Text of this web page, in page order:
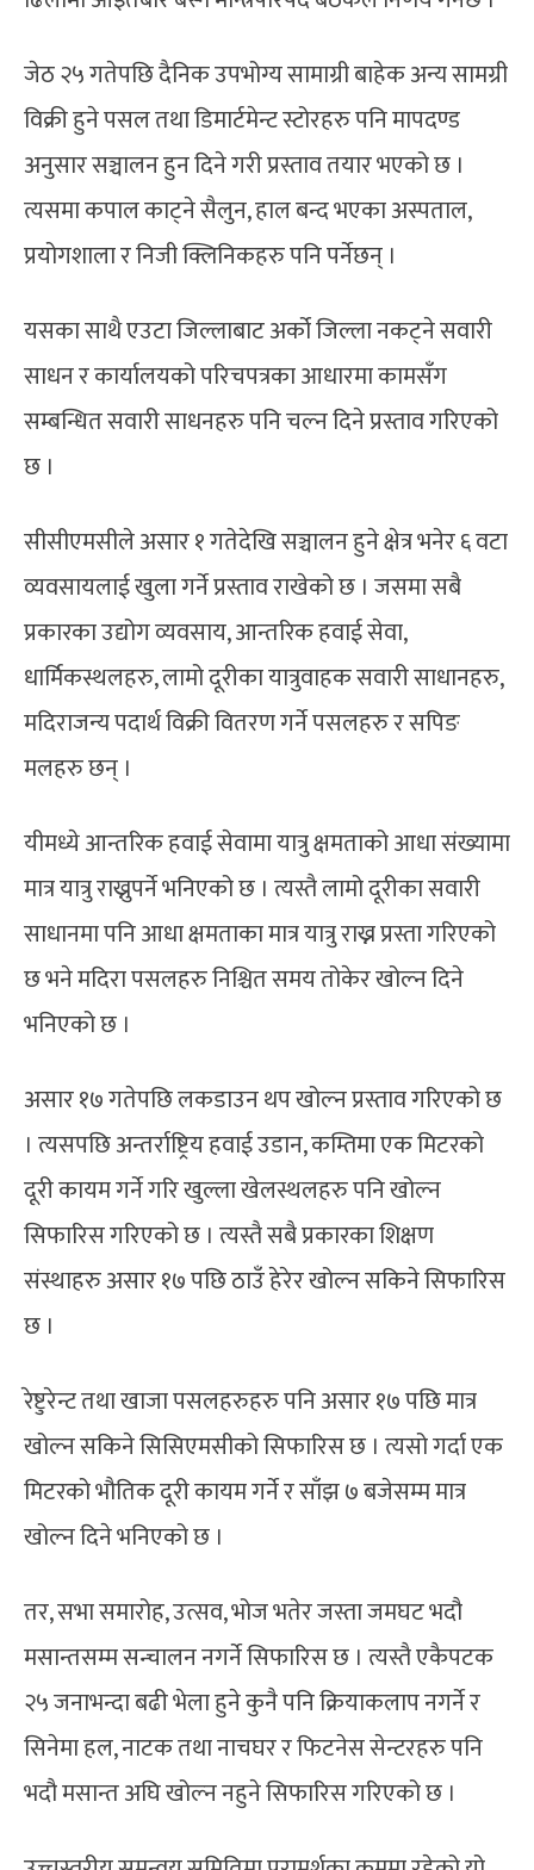
जेठ २५ गतेपछि दैनिक उपभोग्य सामाग्री बाहेक अन्य सामग्री
विक्री हुने पसल तथा डिमार्टमेन्ट स्टोरहरु पनि मापदण्ड
अनुसार सञ्चालन हुन दिने गरी प्रस्ताव तयार भएको छ ।
त्यसमा कपाल काट्ने सैलुन, हाल बन्द भएका अस्पताल,
प्रयोगशाला र निजी क्लिनिकहरु पनि पर्नेछन् ।
यसका साथै एउटा जिल्लाबाट अर्को जिल्ला नकट्ने सवारी
साधन र कार्यालयको परिचपत्रका आधारमा कामसँग
सम्बन्धित सवारी साधनहरु पनि चल्न दिने प्रस्ताव गरिएको
छ ।
सीसीएमसीले असार १ गतेदेखि सञ्चालन हुने क्षेत्र भनेर ६ वटा
व्यवसायलाई खुला गर्ने प्रस्ताव राखेको छ । जसमा सबै
प्रकारका उद्योग व्यवसाय, आन्तरिक हवाई सेवा,
धार्मिकस्थलहरु, लामो दूरीका यात्रुवाहक सवारी साधानहरु,
मदिराजन्य पदार्थ विक्री वितरण गर्ने पसलहरु र सपिङ
मलहरु छन् ।
यीमध्ये आन्तरिक हवाई सेवामा यात्रु क्षमताको आधा संख्यामा
मात्र यात्रु राख्नुपर्ने भनिएको छ । त्यस्तै लामो दूरीका सवारी
साधानमा पनि आधा क्षमताका मात्र यात्रु राख्न प्रस्ता गरिएको
छ भने मदिरा पसलहरु निश्चित समय तोकेर खोल्न दिने
भनिएको छ ।
असार १७ गतेपछि लकडाउन थप खोल्न प्रस्ताव गरिएको छ
। त्यसपछि अन्तर्राष्ट्रिय हवाई उडान, कम्तिमा एक मिटरको
दूरी कायम गर्ने गरि खुल्ला खेलस्थलहरु पनि खोल्न
सिफारिस गरिएको छ । त्यस्तै सबै प्रकारका शिक्षण
संस्थाहरु असार १७ पछि ठाउँ हेरेर खोल्न सकिने सिफारिस
छ ।
रेष्टुरेन्ट तथा खाजा पसलहरुहरु पनि असार १७ पछि मात्र
खोल्न सकिने सिसिएमसीको सिफारिस छ । त्यसो गर्दा एक
मिटरको भौतिक दूरी कायम गर्ने र साँझ ७ बजेसम्म मात्र
खोल्न दिने भनिएको छ ।
तर, सभा समारोह, उत्सव, भोज भतेर जस्ता जमघट भदौ
मसान्तसम्म सन्चालन नगर्ने सिफारिस छ । त्यस्तै एकैपटक
२५ जनाभन्दा बढी भेला हुने कुनै पनि क्रियाकलाप नगर्ने र
सिनेमा हल, नाटक तथा नाचघर र फिटनेस सेन्टरहरु पनि
भदौ मसान्त अघि खोल्न नहुने सिफारिस गरिएको छ ।